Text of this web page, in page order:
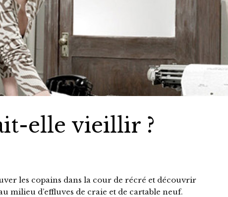
elle vieillir ?
les copains dans la cour de récré et découvrir
milieu d’effluves de craie et de cartable neuf.